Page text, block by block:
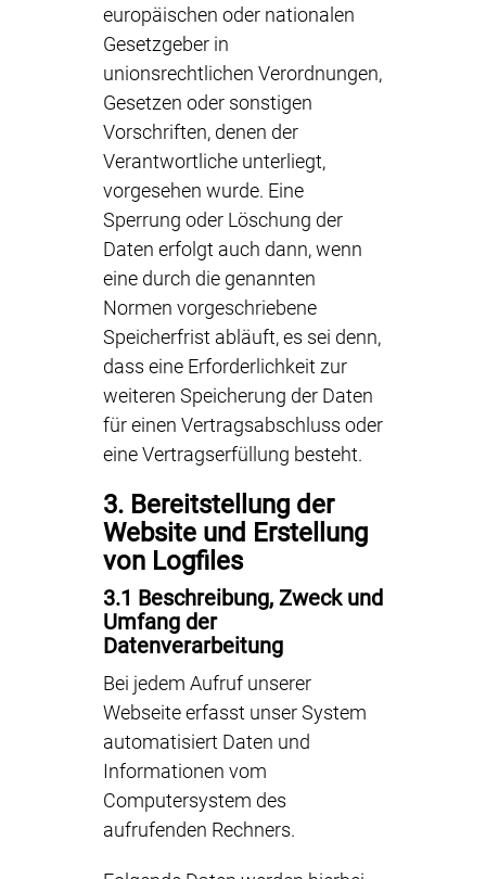
europäischen oder nationalen
Gesetzgeber in
unionsrechtlichen Verordnungen,
Gesetzen oder sonstigen
Vorschriften, denen der
Verantwortliche unterliegt,
vorgesehen wurde. Eine
Sperrung oder Löschung der
Daten erfolgt auch dann, wenn
eine durch die genannten
Normen vorgeschriebene
Speicherfrist abläuft, es sei denn,
dass eine Erforderlichkeit zur
weiteren Speicherung der Daten
für einen Vertragsabschluss oder
eine Vertragserfüllung besteht.
3. Bereitstellung der
Website und Erstellung
von Logfiles
3.1 Beschreibung, Zweck und
Umfang der
Datenverarbeitung
Bei jedem Aufruf unserer
Webseite erfasst unser System
automatisiert Daten und
Informationen vom
Computersystem des
aufrufenden Rechners.